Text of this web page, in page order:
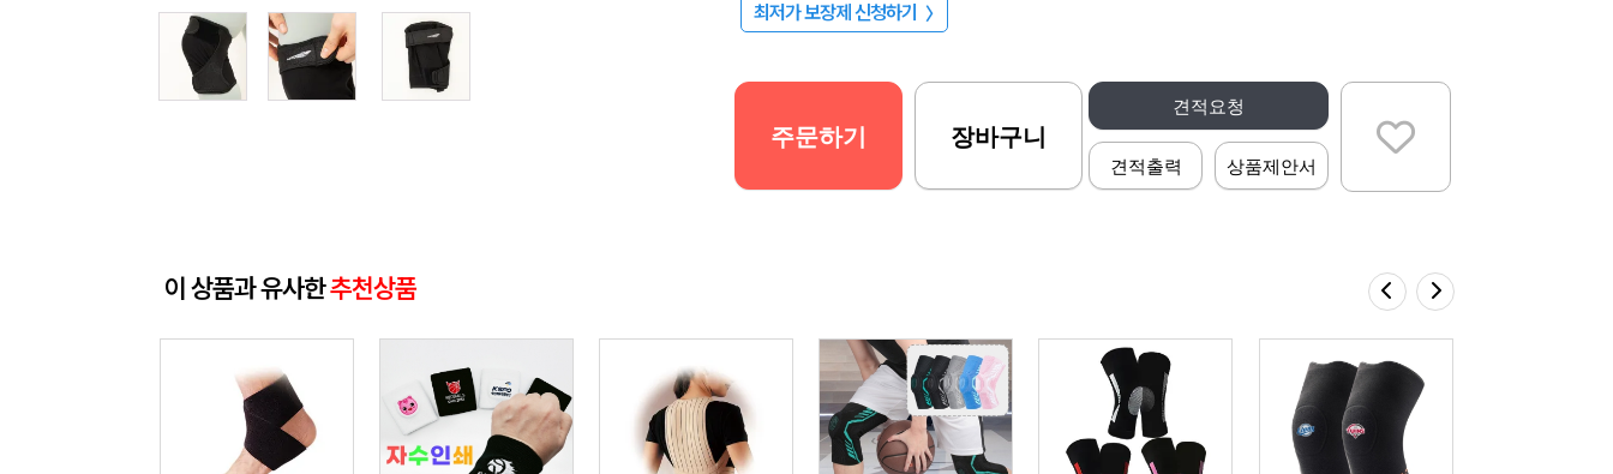
최저가 보장제 신청하기 〉
견적요청
견적출력 상품제안서
주문하기 장바구니
이 상품과 유사한추천상품